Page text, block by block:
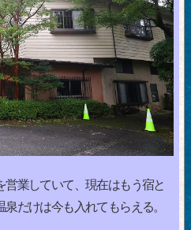
業していて、現在はもう宿と
だけは今も入れてもらえる。